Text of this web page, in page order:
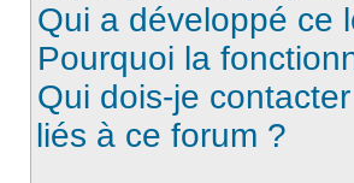
Qui a développé ce
Pourquoi la
Qui dois-je
liés à ce forum ?